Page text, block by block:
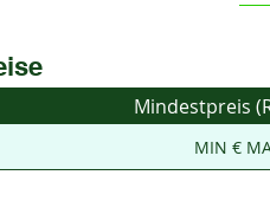
Mindestpreis
MIN €